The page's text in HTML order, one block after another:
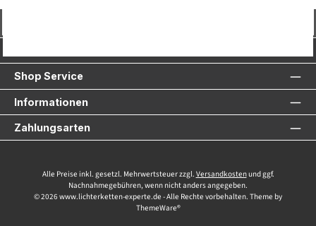
Shop Service
Informationen
Zahlungsarten
Alle Preise inkl. gesetzl. Mehrwertsteuer zzgl. Versandkostenund ggf.
Nachnahmegebühren, wenn nicht anders angegeben.
© 2026 www.lichterketten-experte.de - Alle Rechte vorbehalten. Theme by
ThemeWare®